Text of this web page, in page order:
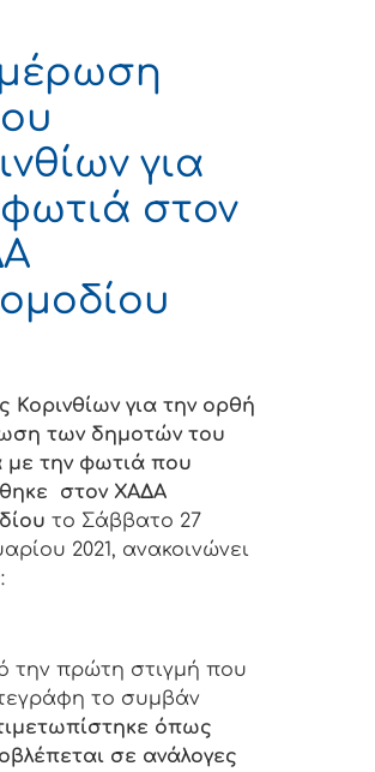
για
στον
Κορινθίων για την ορθή
των δημοτών του
με την φωτιά που
στον ΧΑΔΑ
το Σάββατο 27
2021, ανακοινώνει
την πρώτη στιγμή που
το συμβάν
όπως
σε ανάλογες